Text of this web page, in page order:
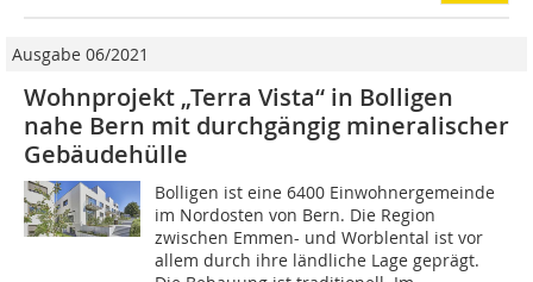
Ausgabe 06/2021
Wohnprojekt „Terra Vista“ in Bolligen
nahe Bern mit durchgängig mineralischer
Gebäudehülle
Bolligen ist eine 6400 Einwohnergemeinde
im Nordosten von Bern. Die Region
zwischen Emmen- und Worblental ist vor
allem durch ihre ländliche Lage geprägt.